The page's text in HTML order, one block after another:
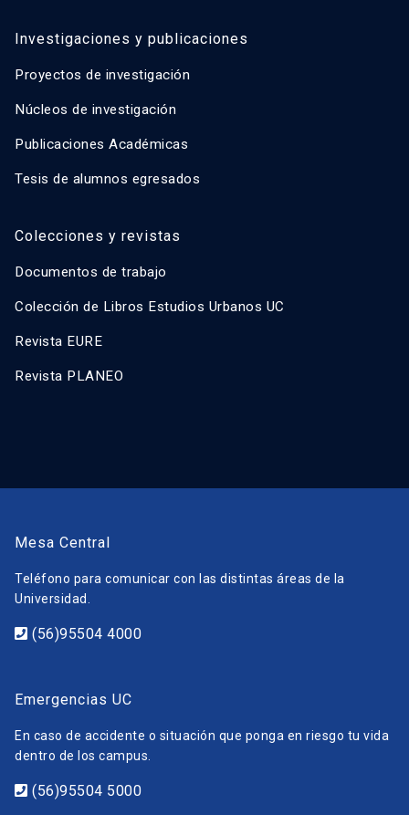
Investigaciones y publicaciones
Proyectos de investigación
Núcleos de investigación
Publicaciones Académicas
Tesis de alumnos egresados
Colecciones y revistas
Documentos de trabajo
Colección de Libros Estudios Urbanos UC
Revista EURE
Revista PLANEO
Mesa Central
Teléfono para comunicar con las distintas áreas de la
Universidad.
(56)95504 4000
Emergencias UC
En caso de accidente o situación que ponga en riesgo tu vida
dentro de los campus.
(56)95504 5000